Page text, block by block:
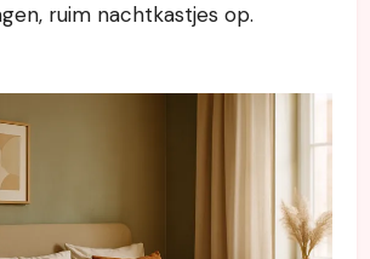
ruim nachtkastjes op.